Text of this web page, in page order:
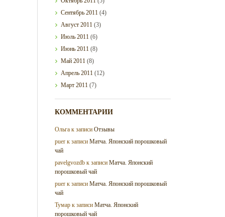
Сентябрь2011 (4)
Август2011 (3)
Июль2011 (6)
Июнь2011 (8)
Май2011 (8)
Апрель2011 (12)
Март2011 (7)
КОММЕНТАРИИ
Ольга к записиОтзывы
puer к записиМатча. Японский порошковый
чай
pavelgvozdb к записиМатча. Японский
порошковый чай
puer к записиМатча. Японский порошковый
чай
Тумар к записиМатча. Японский
порошковый чай